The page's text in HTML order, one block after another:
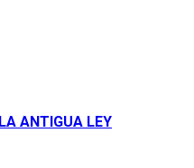
ANTIGUA LEY